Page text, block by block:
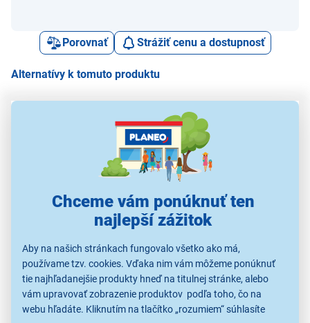
Chceme vám ponúknuť ten
najlepší zážitok
Aby na našich stránkach fungovalo všetko ako má,
používame tzv. cookies. Vďaka nim vám môžeme ponúknuť
tie najhľadanejšie produkty hneď na titulnej stránke, alebo
vám upravovať zobrazenie produktov podľa toho, čo na
webu hľadáte. Kliknutím na tlačítko „rozumiem“ súhlasíte
Porovnať Strážiť cenu a dostupnosť
Alternatívy k tomuto produktu
8,49 €
Príslušenstvo na
Sage BES008
14,90 €
Príslušenstvo na
8,89 €
Príslušenstvo na
prípravu kávy